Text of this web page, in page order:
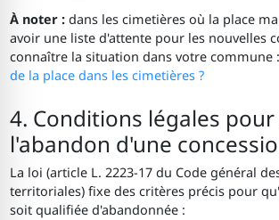
À noter : dans les cimetières où la place
avoir une liste d'attente pour les nouvelles
connaître la situation dans votre commune
de la place dans les cimetières ?
4. Conditions légales
l'abandon d'une
La loi (article L. 2223-17 du Code général
territoriales) fixe des critères précis pour
soit qualifiée d'abandonnée :